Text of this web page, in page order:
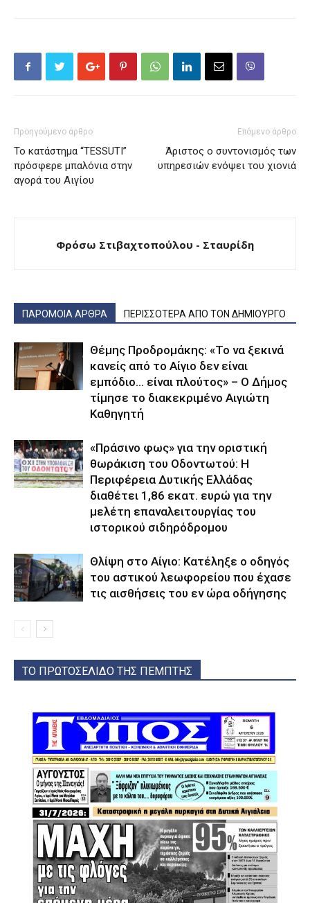
Προηγούμενο άρθρο
To κατάστημα “ΤESSUTI”
πρόσφερε μπαλόνια στην
αγορά του Αιγίου
Επόμενο άρθρο
Άριστος ο συντονισμός των
υπηρεσιών ενόψει του χιονιά
Φρόσω Στιβαχτοπούλου - Σταυρίδη
ΠΑΡΟΜΟΙΑ ΑΡΘΡΑ ΠΕΡΙΣΣΟΤΕΡΑ ΑΠΟ ΤΟΝ ΔΗΜΙΟΥΡΓΟ
Θέμης Προδρομάκης: «Το να ξεκινά
κανείς από το Αίγιο δεν είναι
εμπόδιο… είναι πλούτος» – O Δήμος
τίμησε το διακεκριμένο Αιγιώτη
Καθηγητή
«Πράσινο φως» για την οριστική
θωράκιση του Οδοντωτού: Η
Περιφέρεια Δυτικής Ελλάδας
διαθέτει 1,86 εκατ. ευρώ για την
μελέτη επαναλειτουργίας του
ιστορικού σιδηρόδρομου
Θλίψη στο Αίγιο: Κατέληξε ο οδηγός
του αστικού λεωφορείου που έχασε
τις αισθήσεις του εν ώρα οδήγησης
ΤΟ ΠΡΩΤΟΣΕΛΙΔΟ ΤΗΣ ΠΕΜΠΤΗΣ